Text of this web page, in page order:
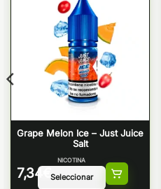
Grape Melon Ice – Just Juice
Salt
7,34 €
NICOTINA